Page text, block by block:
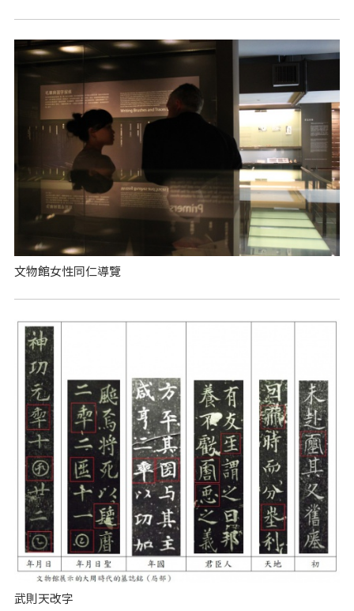
文物館女性同仁導覽
武則天改字